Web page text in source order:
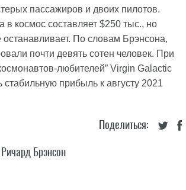
пассажиров и двоих пилотов.
в космос составляет $250 тыс., но
По словам Брэнсона,
почти девять сотен человек. При
любителей” Virgin Galactic
стабильную прибыль к августу 2021
Поделиться:
Ричард Брэнсон